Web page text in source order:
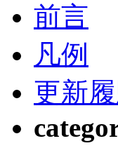
前言
凡例
更新